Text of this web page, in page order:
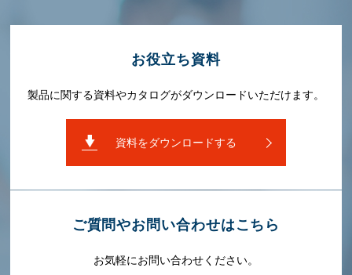
お役⽴ち資料
製品に関する資料やカタログがダウンロードいただけます。
資料をダウンロードする
ご質問やお問い合わせはこちら
お気軽にお問い合わせください。